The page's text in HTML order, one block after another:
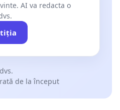
AI va redacta o
de la început